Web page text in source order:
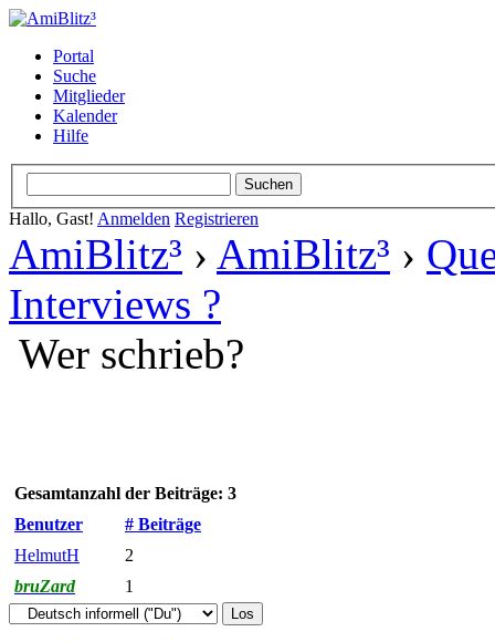
Portal
Suche
Mitglieder
Kalender
Hilfe
Hallo, Gast! Anmelden Registrieren
AmiBlitz³ › AmiBlitz³ ›
Interviews ?
Wer schrieb?
Gesamtanzahl der Beiträge: 3
Benutzer
# Beiträge
HelmutH
2
bruZard
1